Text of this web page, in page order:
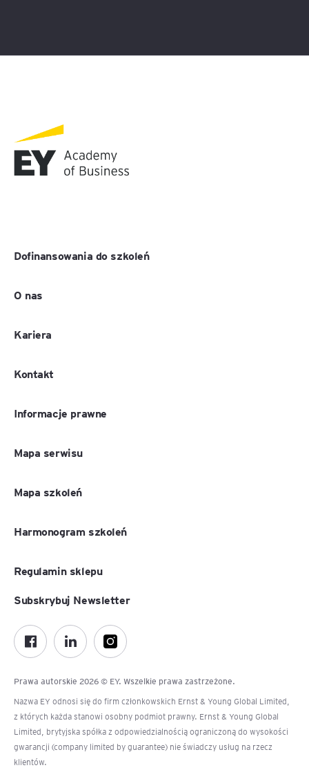
Dofinansowania do szkoleń
O nas
Kariera
Kontakt
Informacje prawne
Mapa serwisu
Mapa szkoleń
Harmonogram szkoleń
Regulamin sklepu
Prawa autorskie 2026 © EY. Wszelkie prawa zastrzeżone.
Nazwa EY odnosi się do firm członkowskich Ernst & Young Global Limited,
z których każda stanowi osobny podmiot prawny. Ernst & Young Global
Limited, brytyjska spółka z odpowiedzialnością ograniczoną do wysokości
gwarancji (company limited by guarantee) nie świadczy usług na rzecz
klientów.
Subskrybuj Newsletter